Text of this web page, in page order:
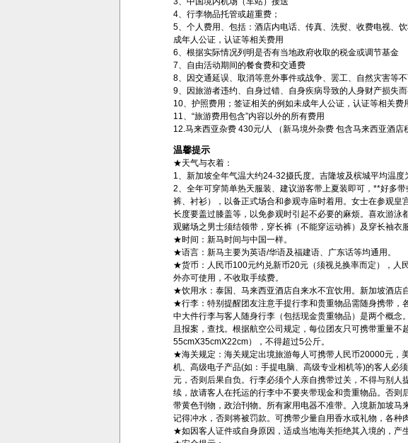
4、行李物品托管或超重费；
5、个人费用、包括：酒店内电话、传真、洗熨、收费电视、
成年人公证，认证等相关费用
6、根据实际情况列明是否有当地政府收取的税金或调节基金
7、自由活动期间的餐食费和交通费
8、因交通延误、取消等意外事件或战争、罢工、自然灾害等
9、因旅游者违约、自身过错、自身疾病导致的人身财产损失
10、护照费用；签证相关的例如未成年人公证，认证等相关费
11、“旅游费用包含”内容以外的所有费用
12.马来西亚杂费 430元/人 （新马境外杂费 包含马来西亚酒店
温馨提示
★天气与衣着：
1、新加坡全年气温大约24-32摄氏度。吉隆坡及槟城平均温
2、全年可穿简单热天服装、建议游客带上夏装即可，**好多
裤、衬衫），以备正式场合和参观寺庙时着用。女士在参观
长度要盖过膝盖等，以免参观时引起不必要的麻烦。喜欢游
观赌场之男士须结领带，穿长裤（不能穿运动裤）及穿长袖衣
★时间：新马时间与中国一样。
★语言：新马主要为英语/华语及福建语、广东话等均通用。
★货币：人民币100元约兑新币20元（须视兑换率而定），人
外亦可使用，不收取手续费。
★饮用水：泰国、马来西亚酒店自来水不宜饮用。新加坡酒店
★行李：特别提醒团友注意手提行李和贵重物品需随身携带，
中大件行李与客人随身行李（包括现金贵重物品）是两个概
且报案，查找。根据航空公司规定，每位团友只可携带重量
55cmX35cmX22cm），不得超过5公斤。
★海关规定：海关规定出境旅游每人可携带人民币20000元，
机、高级电子产品(如：手提电脑、高级专业相机等)的客人必
元，否则后果自负。行李必须个人亲自携带过关，不得与别
续，故请客人在托运的行李中不要夹带现金和贵重物品。否
带黄色刊物，政治刊物。所有家用电器不准带。入境新加坡
记得冲水，否则将被罚款。可携带少量自用香水或礼物，各种
★如因客人证件或自身原因，适成当地海关拒绝其入境的，产